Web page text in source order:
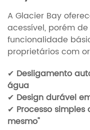
A Glacier Bay
acessível, porém
funcionalidade
proprietários com
✔ Desligamento
água
✔ Design durável
✔ Processo
mesmo"